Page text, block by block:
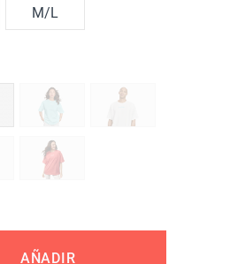
M/L
AÑADIR